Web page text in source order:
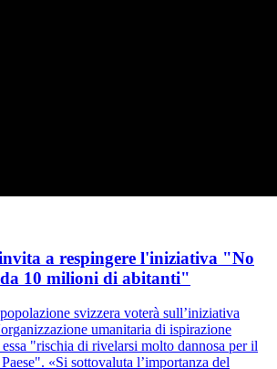
a respingere l'iniziativa "No
10 milioni di abitanti"
svizzera voterà sull’iniziativa
umanitaria di ispirazione
"rischia di rivelarsi molto dannosa per il
«Si sottovaluta l’importanza del